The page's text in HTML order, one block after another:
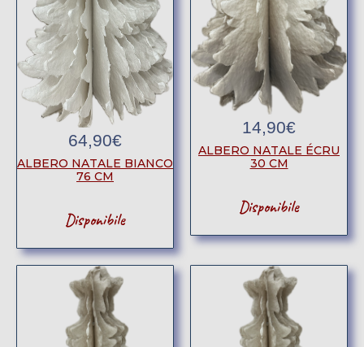
64,90€
ALBERO NATALE BIANCO
76 CM
Disponibile
14,90€
ALBERO NATALE ÉCRU
30 CM
Disponibile